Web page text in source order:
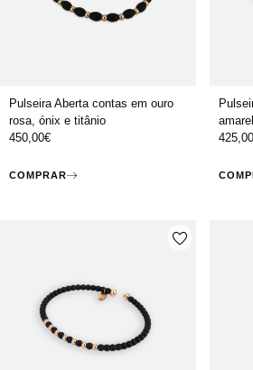
Pulseira Aberta contas em ouro
rosa, ónix e titânio
450,00€
COMPRAR
425,00